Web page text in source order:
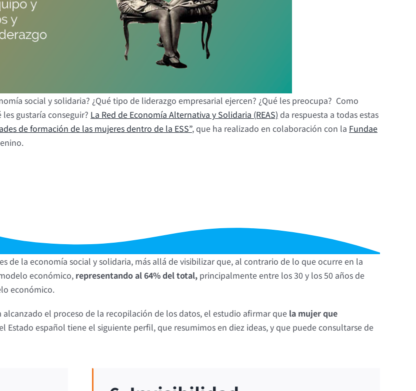
social y solidaria? ¿Qué tipo de liderazgo empresarial ejercen? ¿Qué les preocupa? Como
gustaría conseguir? La Red de Economía Alternativa y Solidaria (REAS) da respuesta a todas estas
de formación de las mujeres dentro de la ESS”, que ha realizado en colaboración con la Fundae
de la economía social y solidaria, más allá de visibilizar que, al contrario de lo que ocurre en la
económico, representando al 64% del total, principalmente entre los 30 y los 50 años de
económico.
el proceso de la recopilación de los datos, el estudio afirmar que la mujer que
Estado español tiene el siguiente perfil, que resumimos en diez ideas, y que puede consultarse de